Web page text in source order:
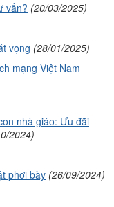
vấn? (20/03/2025)
vọng (28/01/2025)
mạng Việt Nam
nhà giáo: Ưu đãi
2024)
phơi bày (26/09/2024)